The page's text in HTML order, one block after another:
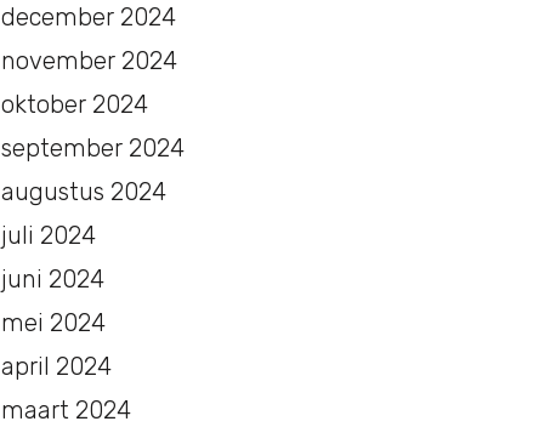
december 2024
november 2024
oktober 2024
september 2024
augustus 2024
juli 2024
juni 2024
mei 2024
april 2024
maart 2024